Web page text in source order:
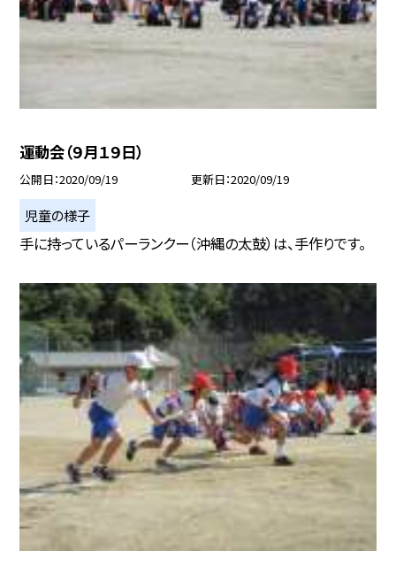
運動会（９月１９日）
公開日 2020/09/19 更新日 2020/09/19
児童の様子
手に持っているパーランクー（沖縄の太鼓）は、手作りです。